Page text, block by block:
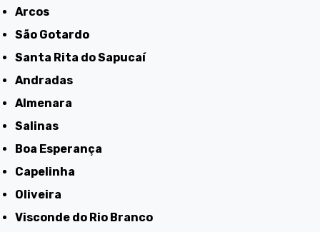
Arcos
São Gotardo
Santa Rita do Sapucaí
Andradas
Almenara
Salinas
Boa Esperança
Capelinha
Oliveira
Visconde do Rio Branco